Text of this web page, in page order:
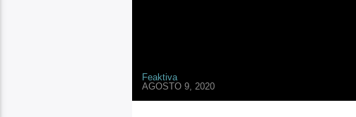
Feaktiva
AGOSTO 9, 2020